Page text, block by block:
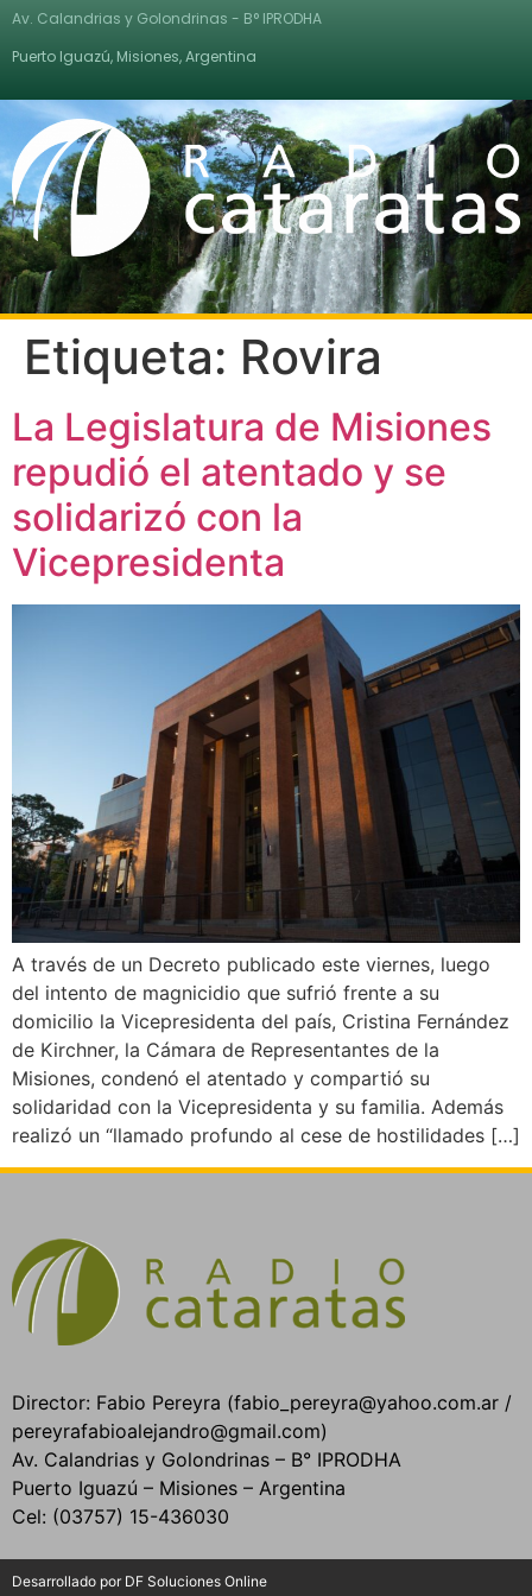
Av. Calandrias y Golondrinas - B° IPRODHA
Puerto Iguazú, Misiones, Argentina
Etiqueta: Rovira
La Legislatura de Misiones
repudió el atentado y se
solidarizó con la
Vicepresidenta
A través de un Decreto publicado este viernes, luego
del intento de magnicidio que sufrió frente a su
domicilio la Vicepresidenta del país, Cristina Fernández
de Kirchner, la Cámara de Representantes de la
Misiones, condenó el atentado y compartió su
solidaridad con la Vicepresidenta y su familia. Además
realizó un “llamado profundo al cese de hostilidades […]
Director: Fabio Pereyra (fabio_pereyra@yahoo.com.ar /
pereyrafabioalejandro@gmail.com)
Av. Calandrias y Golondrinas – B° IPRODHA
Puerto Iguazú – Misiones – Argentina
Cel: (03757) 15-436030
Desarrollado por DF Soluciones Online